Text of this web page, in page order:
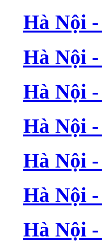
Hà Nội
Hà Nội
Hà Nội
Hà Nội
Hà Nội
Hà Nội
Hà Nội